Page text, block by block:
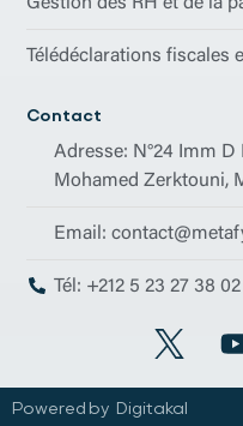
Gestion des RH et de la
Télédéclarations fiscales
Contact
Adresse: N°24 Imm D
Mohamed Zerktouni,
Email:
Tél: +212 5 23 27 38 02
Powered by Digitakal